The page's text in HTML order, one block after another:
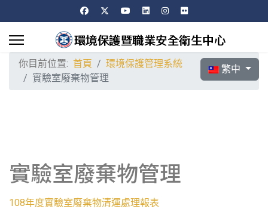
選擇你的語言
繁中
你目前位置: 首頁
環境保護管理系統
實驗室廢棄物管理
實驗室廢棄物管理
108年度實驗室廢棄物清運處理報表